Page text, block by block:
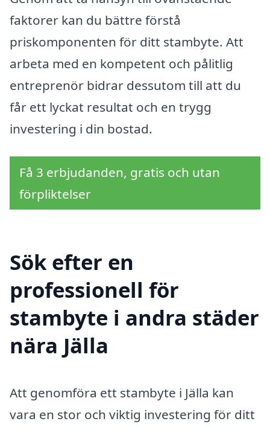
faktorer kan du bättre förstå
priskomponenten för ditt stambyte. Att
arbeta med en kompetent och pålitlig
entreprenör bidrar dessutom till att du
får ett lyckat resultat och en trygg
investering i din bostad.
Få 3 erbjudanden, gratis och utan
förpliktelser
Sök efter en
professionell för
stambyte i andra städer
nära Jälla
Att genomföra ett stambyte i Jälla kan
vara en stor och viktig investering för ditt